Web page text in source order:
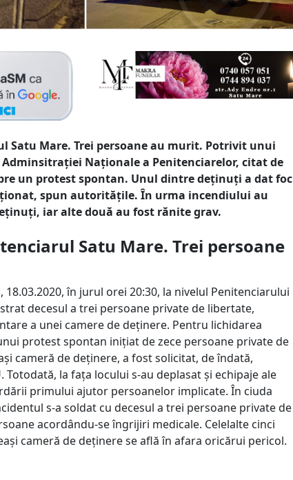
Satu Mare. Trei persoane au murit. Potrivit unui
Naționale a Penitenciarelor, citat de
un protest spontan. Unul dintre deținuți a dat foc
spun autoritățile. În urma incendiului au
iar alte două au fost rănite grav.
Satu Mare. Trei persoane
18.03.2020, în jurul orei 20:30, la nivelul Penitenciarului
decesul a trei persoane private de libertate,
a unei camere de deținere. Pentru lichidarea
protest spontan inițiat de zece persoane private de
cameră de deținere, a fost solicitat, de îndată,
Totodată, la fața locului s-au deplasat și echipaje ale
primului ajutor persoanelor implicate. În ciuda
s-a soldat cu decesul a trei persoane private de
acordându-se îngrijiri medicale. Celelalte cinci
cameră de deținere se află în afara oricărui pericol.